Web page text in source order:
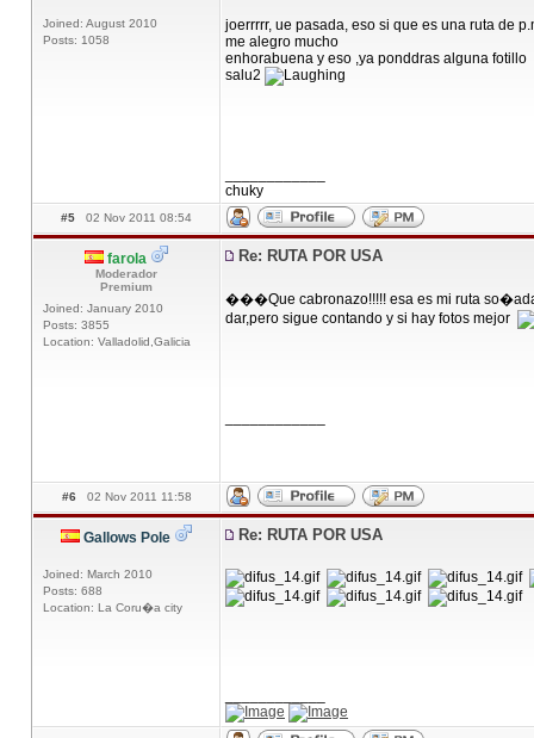
Joined: August 2010
Posts: 1058
joerrrrr, ue pasada, eso si que es una ruta de
me alegro mucho
enhorabuena y eso ,ya ponddras alguna fotillo
salu2
chuky
#5 02 Nov 2011 08:54
farola
Moderador
Premium
Joined: January 2010
Posts: 3855
Location: Valladolid,Galicia
Re: RUTA POR USA
���Que cabronazo!!!!! esa es mi ruta
dar,pero sigue contando y si hay fotos mejor
#6 02 Nov 2011 11:58
Gallows Pole
Joined: March 2010
Posts: 688
Location: La Coru�a city
Re: RUTA POR USA